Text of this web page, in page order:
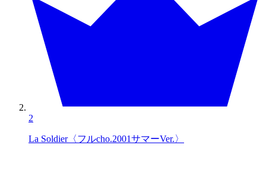
2
La Soldier〈フルcho.2001サマーVer.〉